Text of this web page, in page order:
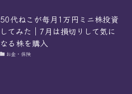
50代ねこが毎月1万円ミニ株投資
してみた｜7月は損切りして気に
なる株を購入
お金・保険